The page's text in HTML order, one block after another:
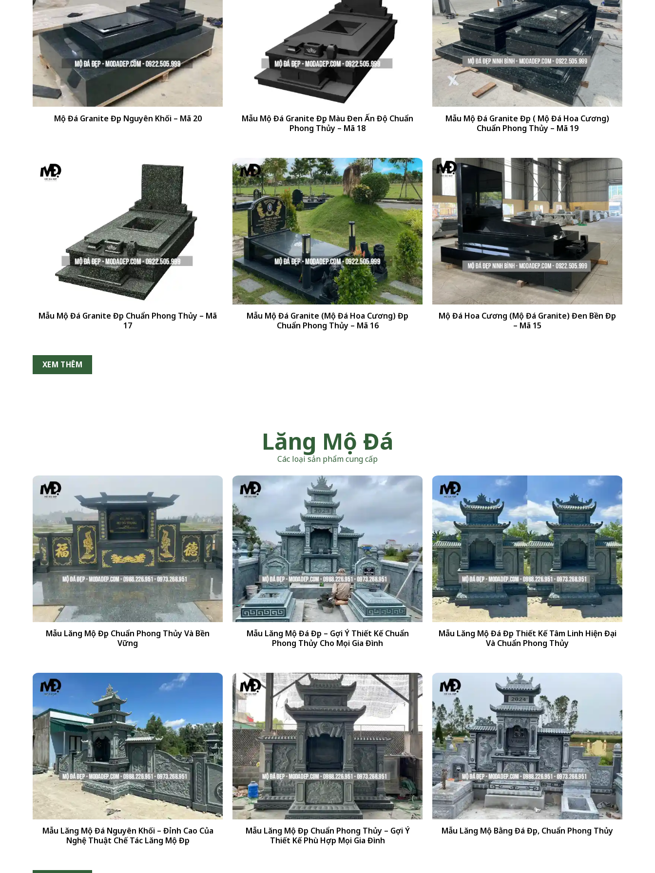
+
Mộ Đá Granite Đẹp Nguyên Khối – Mã 20
Mẫu Mộ Đá Granite Đẹp Màu Đen Ấn Độ Chuẩn
Phong Thủy – Mã 18
Mẫu Mộ Đá Granite Đẹp ( Mộ Đá Hoa Cương)
Chuẩn Phong Thủy – Mã 19
Mẫu Mộ Đá Granite Đẹp Chuẩn Phong Thủy – Mã
17
+
Mẫu Mộ Đá Granite (Mộ Đá Hoa Cương) Đẹp
Chuẩn Phong Thủy – Mã 16
Mộ Đá Hoa Cương (Mộ Đá Granite) Đen Bền Đẹp
– Mã 15
XEM THÊM
Lăng Mộ Đá
Các loại sản phẩm cung cấp
Mẫu Lăng Mộ Đẹp Chuẩn Phong Thủy Và Bền
Vững
+
Mẫu Lăng Mộ Đá Đẹp – Gợi Ý Thiết Kế Chuẩn
Phong Thủy Cho Mọi Gia Đình
Mẫu Lăng Mộ Đá Đẹp Thiết Kế Tâm Linh Hiện Đại
Và Chuẩn Phong Thủy
Mẫu Lăng Mộ Đá Nguyên Khối – Đỉnh Cao Của
Nghệ Thuật Chế Tác Lăng Mộ Đẹp
+
Mẫu Lăng Mộ Đẹp Chuẩn Phong Thủy – Gợi Ý
Thiết Kế Phù Hợp Mọi Gia Đình
+
Mẫu Lăng Mộ Bằng Đá Đẹp, Chuẩn Phong Thủy